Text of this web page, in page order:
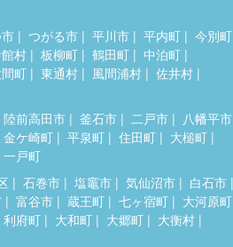
つがる市 平川市 平内町
今別町
村
板柳町 鶴田町
中泊町
町
東通村 風間浦村 佐井村
陸前高田市 釜石市 二戸市
八幡平市
金ケ崎町
平泉町 住田町
大槌町
一戸町
石巻市 塩竈市 気仙沼市
白石市
富谷市 蔵王町 七ヶ宿町
大河原町
利府町
大和町 大郷町 大衡村